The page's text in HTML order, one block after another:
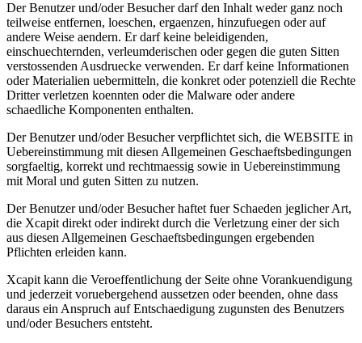
Der Benutzer und/oder Besucher darf den Inhalt weder ganz noch
teilweise entfernen, loeschen, ergaenzen, hinzufuegen oder auf
andere Weise aendern. Er darf keine beleidigenden,
einschuechternden, verleumderischen oder gegen die guten Sitten
verstossenden Ausdruecke verwenden. Er darf keine Informationen
oder Materialien uebermitteln, die konkret oder potenziell die Rechte
Dritter verletzen koennten oder die Malware oder andere
schaedliche Komponenten enthalten.
Der Benutzer und/oder Besucher verpflichtet sich, die WEBSITE in
Uebereinstimmung mit diesen Allgemeinen Geschaeftsbedingungen
sorgfaeltig, korrekt und rechtmaessig sowie in Uebereinstimmung
mit Moral und guten Sitten zu nutzen.
Der Benutzer und/oder Besucher haftet fuer Schaeden jeglicher Art,
die Xcapit direkt oder indirekt durch die Verletzung einer der sich
aus diesen Allgemeinen Geschaeftsbedingungen ergebenden
Pflichten erleiden kann.
Xcapit kann die Veroeffentlichung der Seite ohne Vorankuendigung
und jederzeit voruebergehend aussetzen oder beenden, ohne dass
daraus ein Anspruch auf Entschaedigung zugunsten des Benutzers
und/oder Besuchers entsteht.